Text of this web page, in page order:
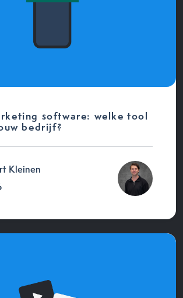
software: welke tool
bedrijf?
Kleinen